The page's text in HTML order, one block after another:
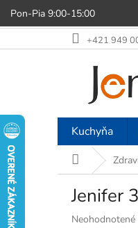
Pon-Pia 9:00-15:00
na
+421 949
Kuchyňa
Domov
Jenifer
Priemerné
Neohodnotené